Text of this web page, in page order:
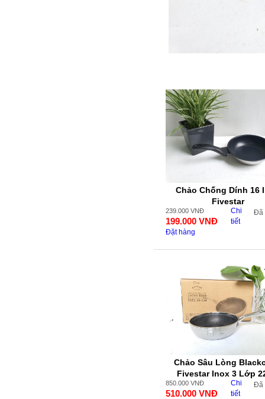
Chảo Chống Dính 16
Fivestar
239.000 VNĐ
199.000 VNĐ
Đã
Chi
tiết
Đặt hàng
Chảo Sâu Lòng
Fivestar Inox 3 Lớp
850.000 VNĐ
510.000 VNĐ
Đã
Chi
tiết